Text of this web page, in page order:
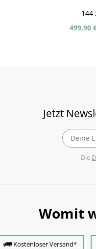
144
499,90
Jetzt
Die
Womit
Kostenloser Versand*